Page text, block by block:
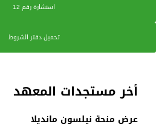
أخر مستجدات المعهد
عرض منحة نيلسون مانديلا
اسنشارة رقم 12
تحميل دفتر الشروط